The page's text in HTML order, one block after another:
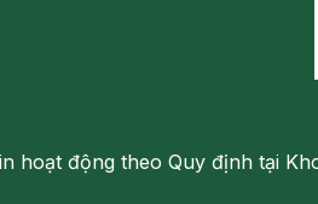
hoạt động theo Quy định tại